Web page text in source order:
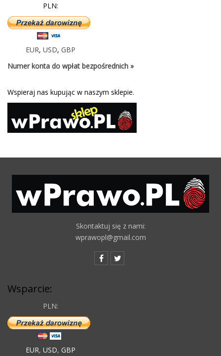
PLN:
EUR, USD, GBP
Numer konta do wpłat bezpośrednich »
Wspieraj nas kupując w naszym sklepie.
Skontaktuj się z nami:
wprawopl@gmail.com
Wsparcie:
PLN:
EUR, USD, GBP